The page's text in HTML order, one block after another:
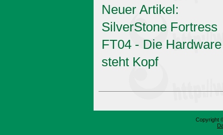
Neuer Artikel:
SilverStone Fortress
FT04 - Die Hardware
steht Kopf
Copyright